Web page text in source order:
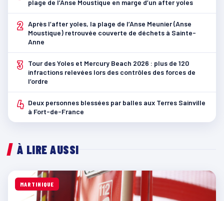
plage de l’Anse Moustique en marge d’un after yoles
2 Après l’after yoles, la plage de l’Anse Meunier (Anse
Moustique) retrouvée couverte de déchets à Sainte-
Anne
3
Tour des Yoles et Mercury Beach 2026 : plus de 120
infractions relevées lors des contrôles des forces de
l’ordre
4 Deux personnes blessées par balles aux Terres Sainville
à Fort-de-France
À LIRE AUSSI
MARTINIQUE